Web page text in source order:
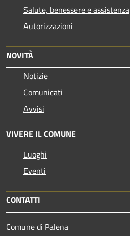
Salute, benessere e assistenza
Autorizzazioni
NOVITÀ
Notizie
Comunicati
Avvisi
VIVERE IL COMUNE
Luoghi
Eventi
CONTATTI
Comune di Palena